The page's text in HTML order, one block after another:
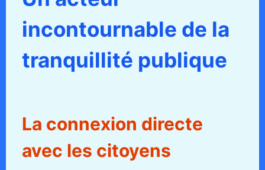
incontournable de la
tranquillité publique
La connexion directe
avec les citoyens